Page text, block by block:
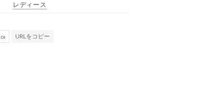
レディース
URLをコピー